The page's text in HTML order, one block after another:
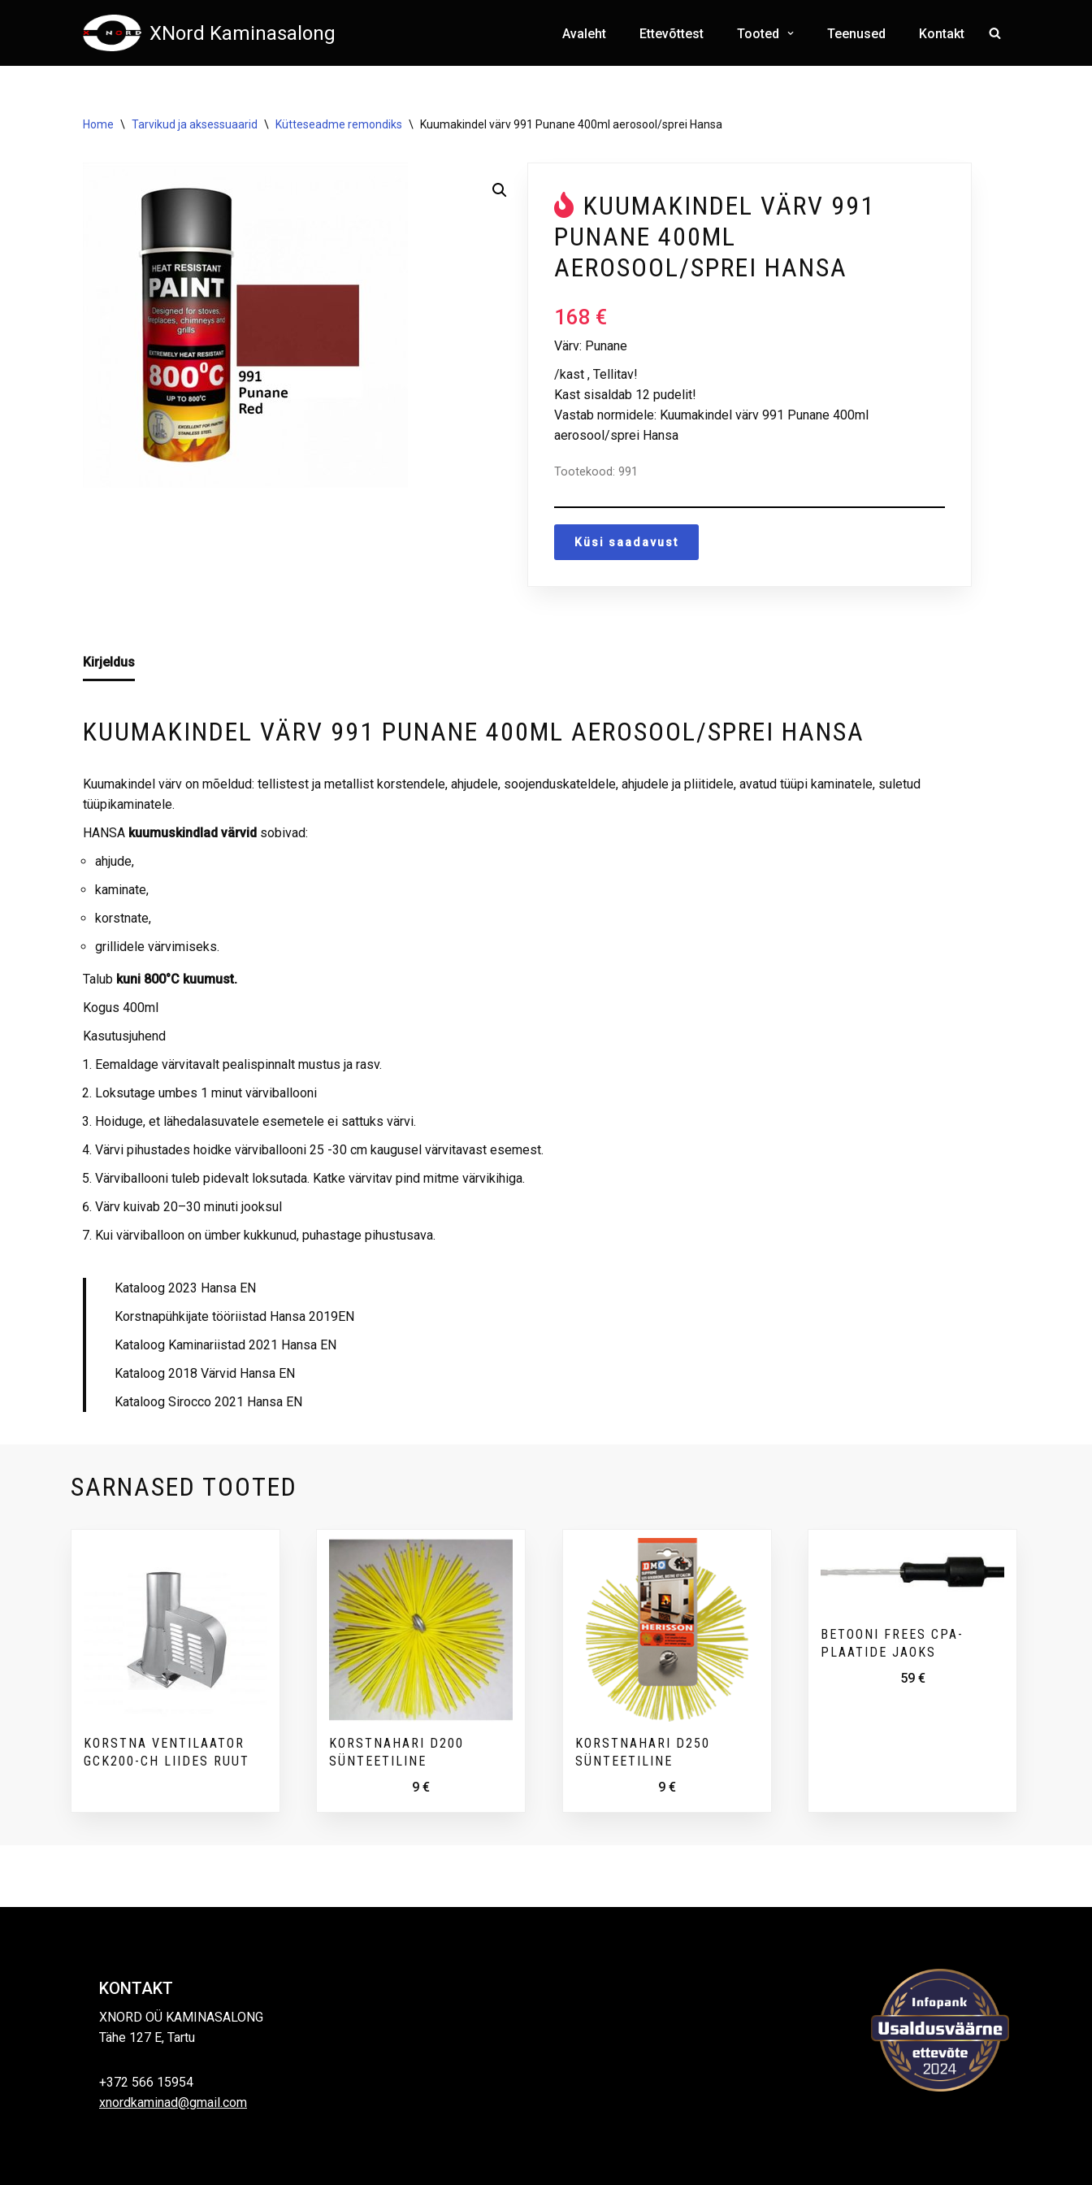
to
XNord Kaminasalong Avaleht Ettevõttest Tooted Teenused Kontakt
Home \ Tarvikud ja aksessuaarid \ Kütteseadme remondiks \ Kuumakindel värv 991 Punane 400ml aerosool/sprei Hansa
KUUMAKINDEL VÄRV 991
PUNANE 400ML
AEROSOOL/SPREI HANSA
168 €
Värv: Punane
/kast , Tellitav!
Kast sisaldab 12 pudelit!
Vastab normidele: Kuumakindel värv 991 Punane 400ml
aerosool/sprei Hansa
Tootekood:991
Küsi saadavust
Kirjeldus
KUUMAKINDEL VÄRV 991 PUNANE 400ML AEROSOOL/SPREI HANSA
Kuumakindel värv on mõeldud: tellistest ja metallist korstendele, ahjudele, soojenduskateldele, ahjudele ja pliitidele, avatud tüüpi kaminatele, suletud
tüüpikaminatele.
HANSA kuumuskindlad värvid sobivad:
ahjude,
kaminate,
korstnate,
grillidele värvimiseks.
Talub kuni 800°C kuumust.
Kogus 400ml
Kasutusjuhend
Eemaldage värvitavalt pealispinnalt mustus ja rasv.
Loksutage umbes 1 minut värviballooni
Hoiduge, et lähedalasuvatele esemetele ei sattuks värvi.
Värvi pihustades hoidke värviballooni 25 -30 cm kaugusel värvitavast esemest.
Värviballooni tuleb pidevalt loksutada. Katke värvitav pind mitme värvikihiga.
Värv kuivab 20–30 minuti jooksul
Kui värviballoon on ümber kukkunud, puhastage pihustusava.
Kataloog 2023 Hansa EN
Korstnapühkijate tööriistad Hansa 2019EN
Kataloog Kaminariistad 2021 Hansa EN
Kataloog 2018 Värvid Hansa EN
Kataloog Sirocco 2021 Hansa EN
SARNASED TOOTED
KORSTNA VENTILAATOR
GCK200-CH LIIDES RUUT
KORSTNAHARI D200
SÜNTEETILINE
9€
KORSTNAHARI D250
SÜNTEETILINE
9 €
BETOONI FREES CPA-
PLAATIDE JAOKS
59 €
KONTAKT
XNORD OÜ KAMINASALONG
Tähe 127 E, Tartu
+372 566 15954
xnordkaminad@gmail.com